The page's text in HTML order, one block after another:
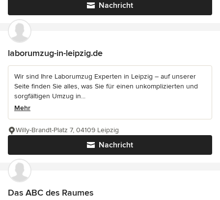
Nachricht
laborumzug-in-leipzig.de
Wir sind Ihre Laborumzug Experten in Leipzig – auf unserer
Seite finden Sie alles, was Sie für einen unkomplizierten und
sorgfältigen Umzug in...
Mehr
Nachricht
Willy-Brandt-Platz 7, 04109 Leipzig
Das ABC des Raumes